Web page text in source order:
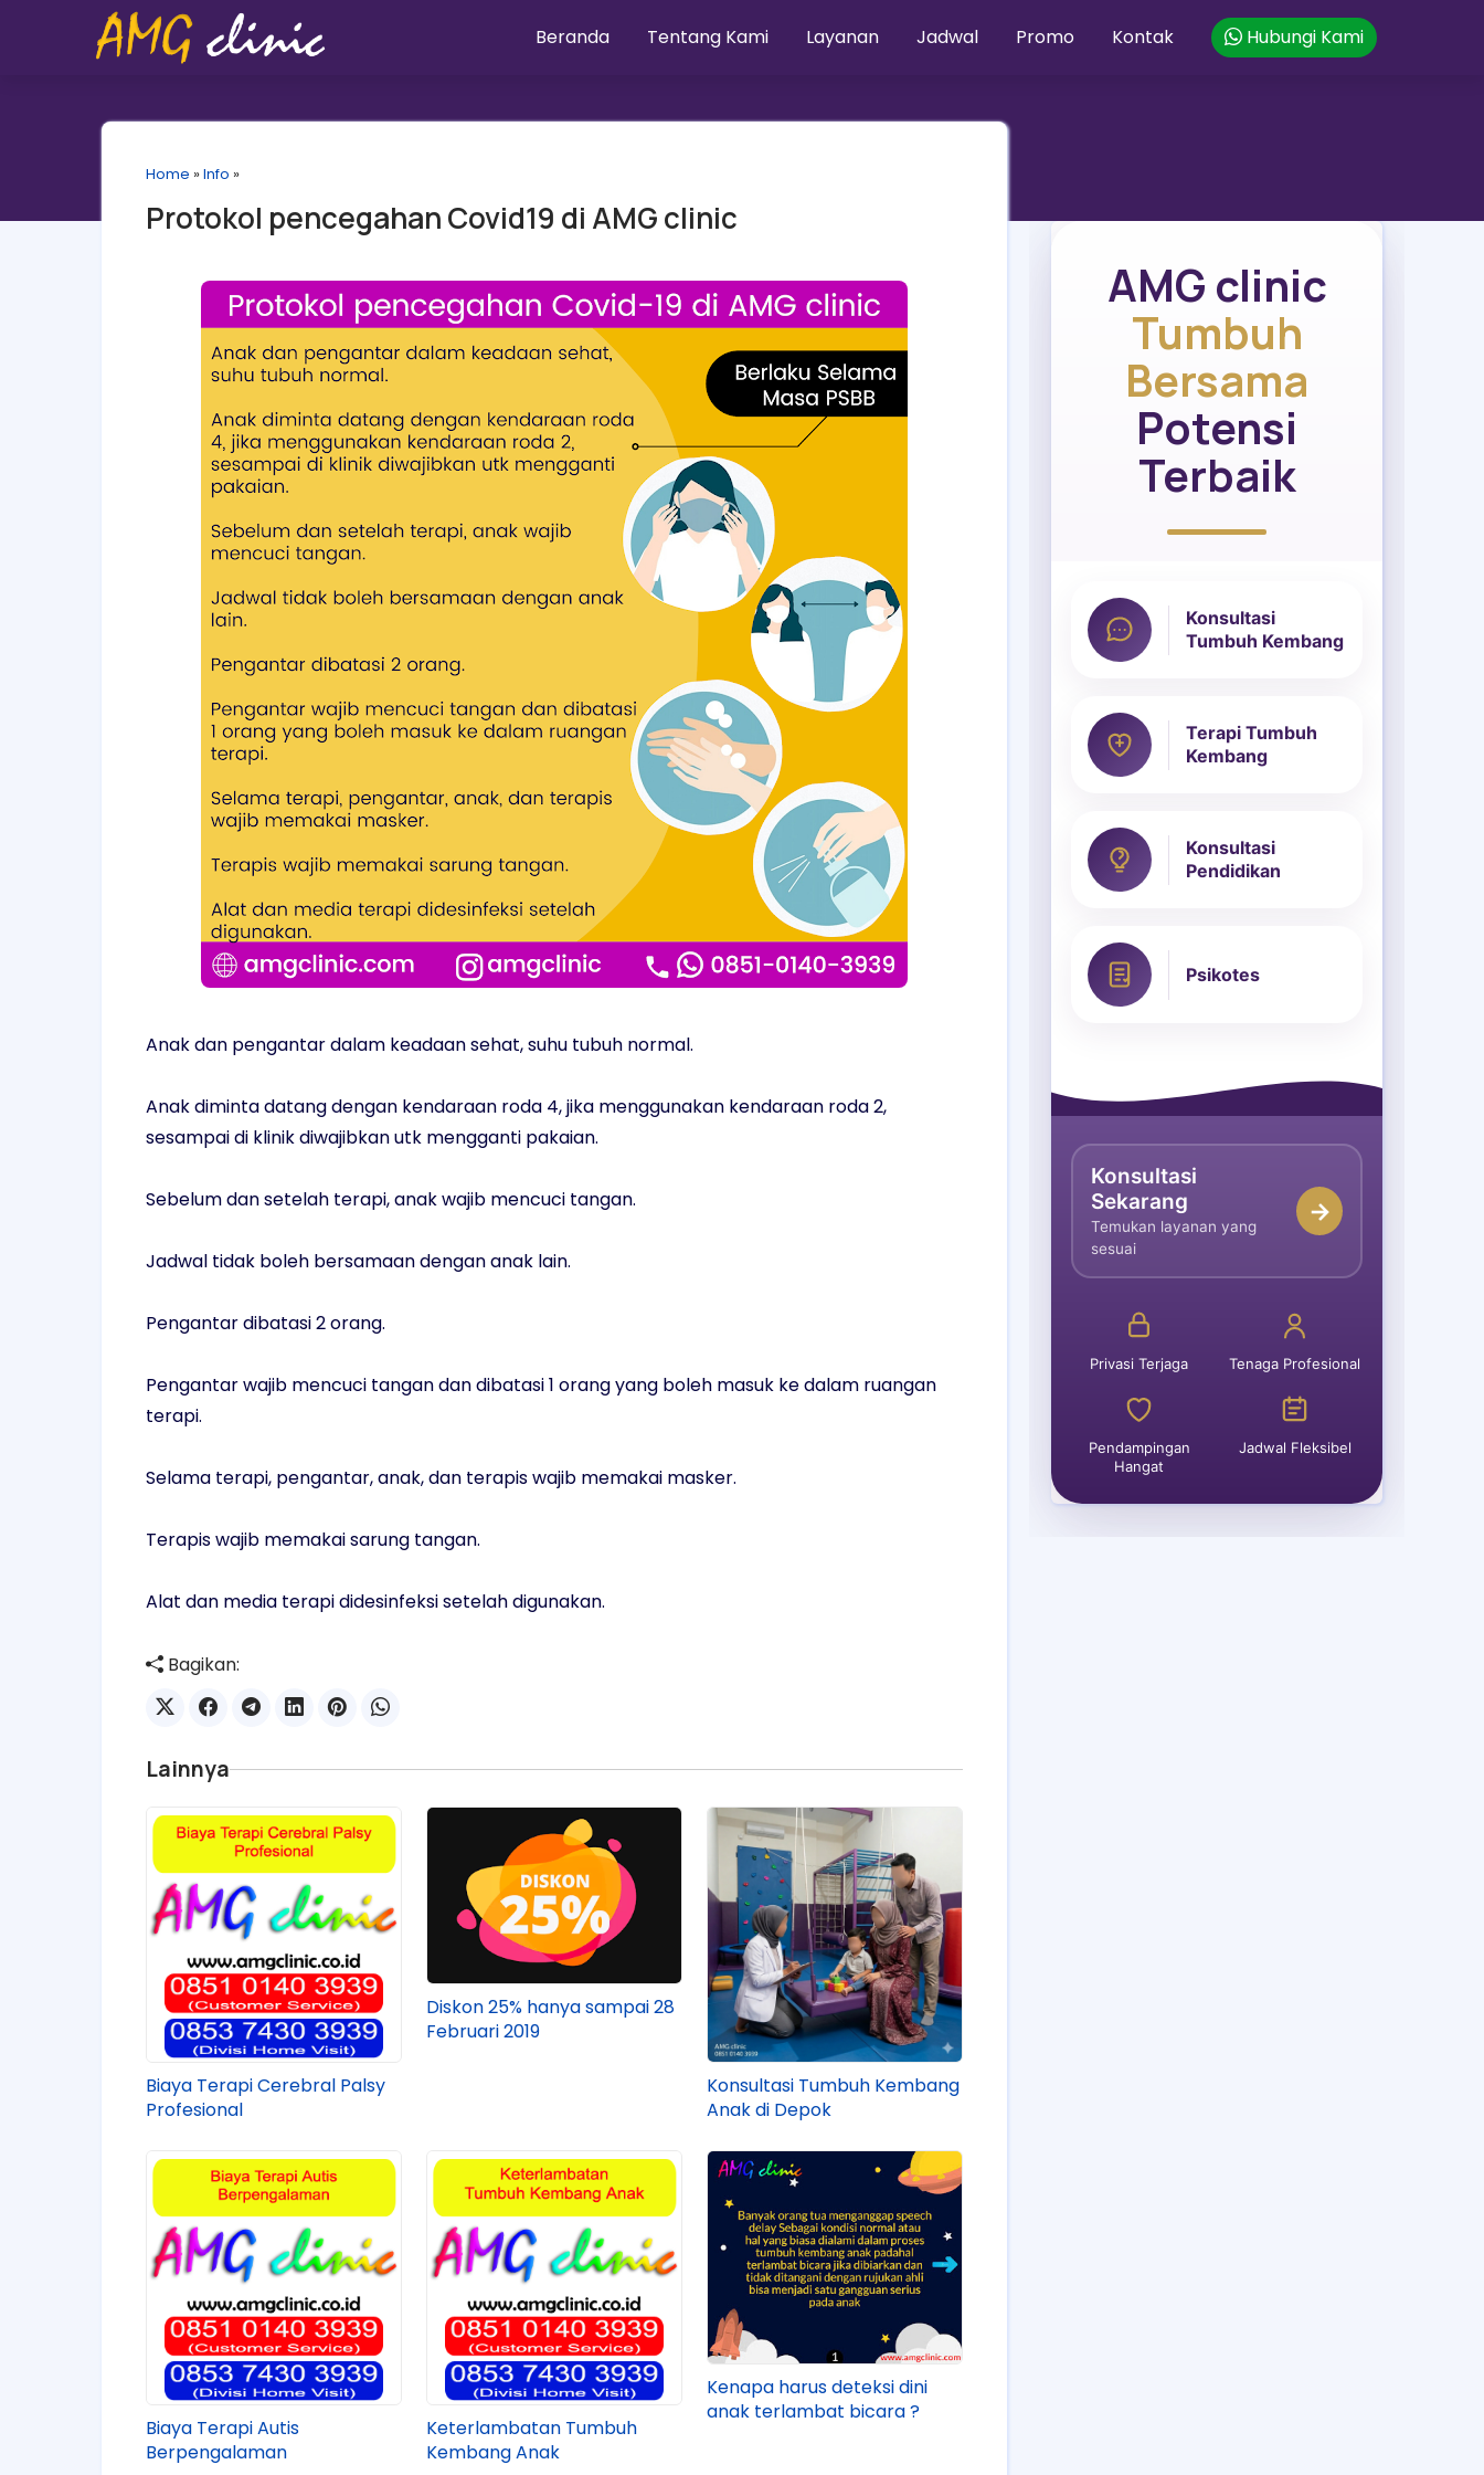
Beranda Tentang Kami Layanan Jadwal Promo Kontak Hubungi Kami
Home »Info »
Protokol pencegahan Covid19 di AMG clinic
Anak dan pengantar dalam keadaan sehat, suhu tubuh normal.
Anak diminta datang dengan kendaraan roda 4, jika menggunakan kendaraan roda 2,
sesampai di klinik diwajibkan utk mengganti pakaian.
Sebelum dan setelah terapi, anak wajib mencuci tangan.
Jadwal tidak boleh bersamaan dengan anak lain.
Pengantar dibatasi 2 orang.
Pengantar wajib mencuci tangan dan dibatasi 1 orang yang boleh masuk ke dalam ruangan
terapi.
Selama terapi, pengantar, anak, dan terapis wajib memakai masker.
Terapis wajib memakai sarung tangan.
Alat dan media terapi didesinfeksi setelah digunakan.
Bagikan:
Lainnya
Biaya Terapi Cerebral Palsy
Profesional
Diskon 25% hanya sampai 28
Februari 2019
Konsultasi Tumbuh Kembang
Anak di Depok
Biaya Terapi Autis
Berpengalaman
Keterlambatan Tumbuh
Kembang Anak
Kenapa harus deteksi dini
anak terlambat bicara ?
AMG clinic
Tumbuh
Bersama
Potensi
Terbaik
Konsultasi
Tumbuh Kembang
Terapi Tumbuh
Kembang
Konsultasi
Pendidikan
Psikotes
Konsultasi
Sekarang
Temukan layanan yang
sesuai
→
Privasi Terjaga Tenaga Profesional
Pendampingan
Hangat
Jadwal Fleksibel